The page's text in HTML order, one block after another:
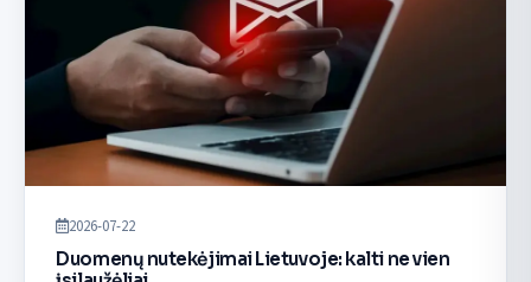
2026-07-22
Duomenų nutekėjimai Lietuvoje: kalti ne vien